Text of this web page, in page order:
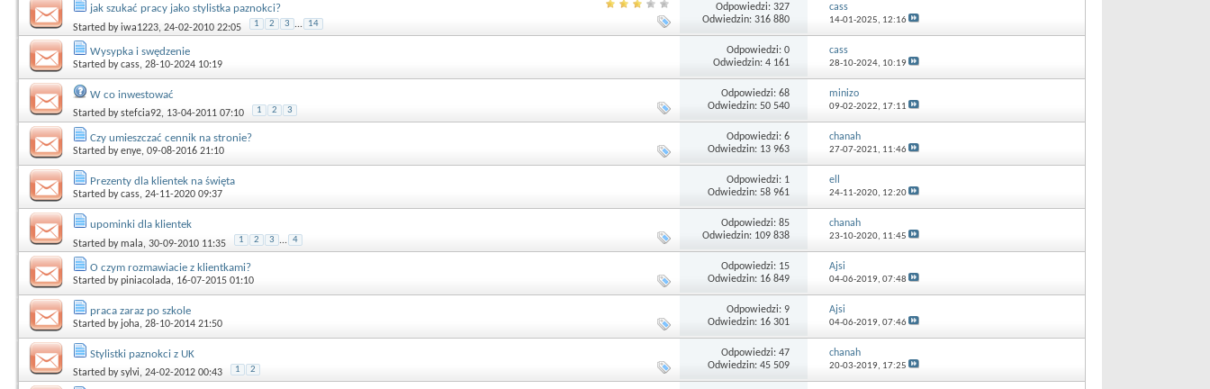
jak szukać pracy jako stylistka paznokci?
Started byiwa1223, 24-02-2010 22:05 1 2 3 ... 14
Odpowiedzi: 327
Odwiedzin: 316 880
cass
14-01-2025, 12:16
Wysypka i swędzenie
Started bycass, 28-10-2024 10:19
Odpowiedzi: 0
Odwiedzin: 4 161
cass
28-10-2024, 10:19
W co inwestować
Started bystefcia92, 13-04-2011 07:10 1 2 3
Odpowiedzi: 68
Odwiedzin: 50 540
minizo
09-02-2022, 17:11
Czy umieszczać cennik na stronie?
Started byenye, 09-08-2016 21:10
Odpowiedzi: 6
Odwiedzin: 13 963
chanah
27-07-2021, 11:46
Prezenty dla klientek na święta
Started bycass, 24-11-2020 09:37
Odpowiedzi: 1
Odwiedzin: 58 961
ell
24-11-2020, 12:20
upominki dla klientek
Started bymala, 30-09-2010 11:35 1 2 3 ... 4
Odpowiedzi: 85
Odwiedzin: 109 838
chanah
23-10-2020, 11:45
O czym rozmawiacie z klientkami?
Started bypiniacolada, 16-07-2015 01:10
Odpowiedzi: 15
Odwiedzin: 16 849
Ajsi
04-06-2019, 07:48
praca zaraz po szkole
Started by joha, 28-10-2014 21:50
Odpowiedzi: 9
Odwiedzin: 16 301
Ajsi
04-06-2019, 07:46
Stylistki paznokci z UK
Started bysylvi, 24-02-2012 00:43 1 2
Odpowiedzi: 47
Odwiedzin: 45 509
chanah
20-03-2019, 17:25